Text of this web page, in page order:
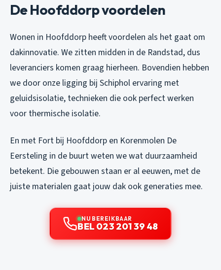
De Hoofddorp voordelen
Wonen in Hoofddorp heeft voordelen als het gaat om
dakinnovatie. We zitten midden in de Randstad, dus
leveranciers komen graag hierheen. Bovendien hebben
we door onze ligging bij Schiphol ervaring met
geluidsisolatie, technieken die ook perfect werken
voor thermische isolatie.
En met Fort bij Hoofddorp en Korenmolen De
Eersteling in de buurt weten we wat duurzaamheid
betekent. Die gebouwen staan er al eeuwen, met de
juiste materialen gaat jouw dak ook generaties mee.
NU BEREIKBAAR
BEL 023 201 39 48